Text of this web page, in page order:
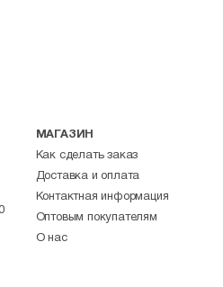
МАГАЗИН
Как сделать заказ
Доставка и оплата
Контактная информация
Оптовым покупателям
О нас